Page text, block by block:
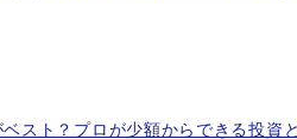
スト？プロが少額からできる投資